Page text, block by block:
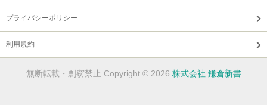
プライバシーポリシー
利用規約
無断転載・剽窃禁止 Copyright © 2026 株式会社 鎌倉新書